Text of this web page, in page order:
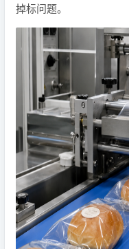
掉标问题。